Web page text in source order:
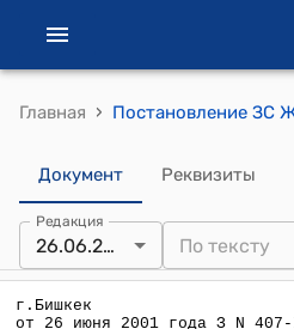
Главная ›
Документ Реквизиты
Редакция
26.06.2001